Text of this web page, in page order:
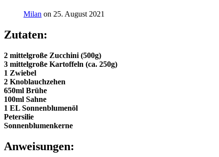
Milan on 25. August 2021
Zutaten:
2 mittelgroße Zucchini (500g)
3 mittelgroße Kartoffeln (ca. 250g)
1 Zwiebel
2 Knoblauchzehen
650ml Brühe
100ml Sahne
1 EL Sonnenblumenöl
Petersilie
Sonnenblumenkerne
Anweisungen: